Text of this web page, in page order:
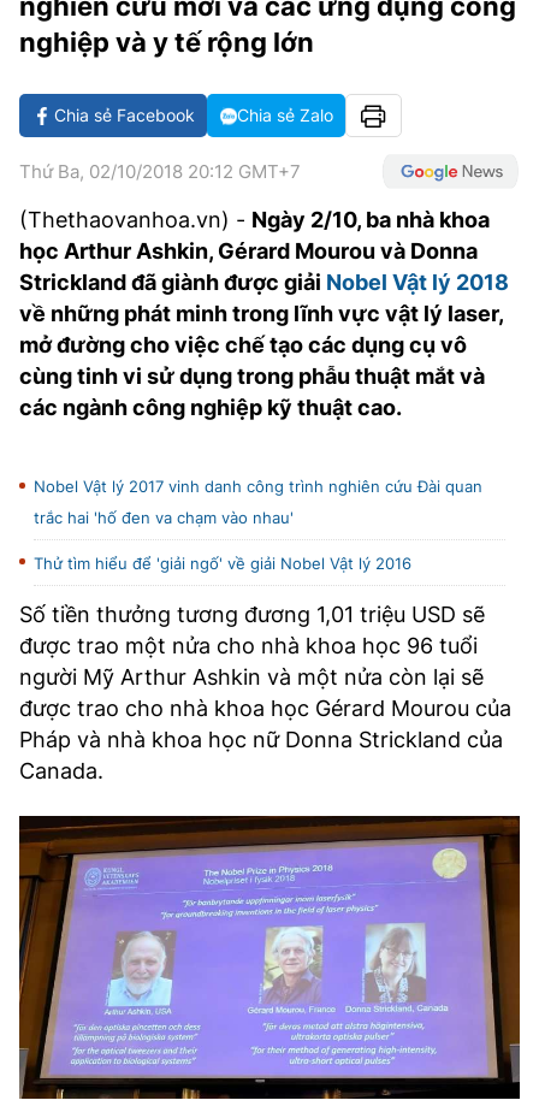
GOLF
CÁC CÚP CHÂU ÂU
BẢNG XẾP HẠNG
VĂN HÓA
GIẢI TRÍ
DIỄN ĐÀN
CÔNG NGHIỆP VĂN HÓA
NHỊP ĐẬP SỨC KHỎE
X-QUANG TIN ĐỒN
VIẾT LẠI ƯỚC MƠ
GIẢI TRÍ
PHIM
ÂM NHẠC
KBIZ
DU LỊCH
TIN TỨC
ĐIỂM ĐẾN
ẢNH
ẨM THỰC
TƯ VẤN
THẾ GIỚI SAO
HIGHTECH
TIÊU ĐIỂM - SPOTLIGHT
BẠN CẦN BIẾT
INFOGRAPHIC
E-MAGAZINE
BÁO GIẤY
TRA CỨU PHƯỜNG XÃ
CỐNG HIẾN
BÙI XUÂN PHÁI
TIỆN ÍCH
LIÊN HỆ QUẢNG CÁO
Hotline: 0981.119.189
Điện thoại: 024.38254756
MẠNG XÃ HỘI
nghiệp và y tế rộng lớn
Chia sẻ Facebook Chia sẻ Zalo
Thứ Ba, 02/10/2018 20:12 GMT+7
(Thethaovanhoa.vn) - Ngày 2/10, ba nhà khoa
học Arthur Ashkin, Gérard Mourou và Donna
Strickland đã giành được giải Nobel Vật lý 2018
về những phát minh trong lĩnh vực vật lý laser,
mở đường cho việc chế tạo các dụng cụ vô
cùng tinh vi sử dụng trong phẫu thuật mắt và
các ngành công nghiệp kỹ thuật cao.
Nobel Vật lý 2017 vinh danh công trình nghiên cứu Đài quan
trắc hai 'hố đen va chạm vào nhau'
Thử tìm hiểu để 'giải ngố' về giải Nobel Vật lý 2016
Số tiền thưởng tương đương 1,01 triệu USD sẽ
được trao một nửa cho nhà khoa học 96 tuổi
người Mỹ Arthur Ashkin và một nửa còn lại sẽ
được trao cho nhà khoa học Gérard Mourou của
Pháp và nhà khoa học nữ Donna Strickland của
Canada.